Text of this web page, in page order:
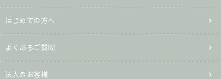
はじめての方へ
よくあるご質問
法人のお客様